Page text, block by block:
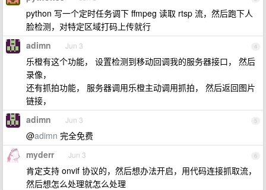
python 写一个定时任务调下 ffmpeg 读取 rtsp 流，然后跑下人
脸检测，对特定区域打码上传就行
4
adimn Jun 3
乐橙有这个功能， 设置检测到移动回调我的服务器接口， 然后
录像，
还有抓拍功能， 服务器调用乐橙主动调用抓拍， 然后返回图片
链接，
5
adimn Jun 3
@adimn 完全免费
6
myderr Jun 3
肯定支持 onvif 协议的，然后想办法开启，用代码连接抓取流，
然后想怎么处理就怎么处理